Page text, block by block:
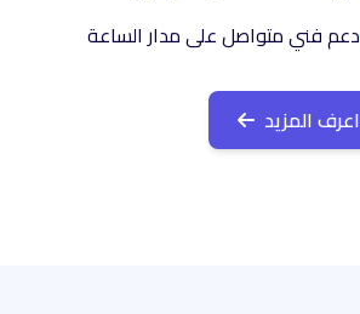
دعم فني متواصل على مدار الساعة
اعرف المزيد